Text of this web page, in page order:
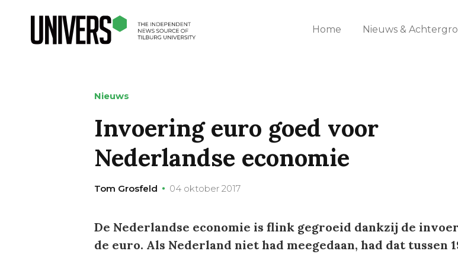
Home Nieuws &
Nieuws
Invoering euro goed voor
Nederlandse economie
Tom Grosfeld 04 oktober 2017
De Nederlandse economie is flink gegroeid dankzij de
de euro. Als Nederland niet had meegedaan, had dat tussen